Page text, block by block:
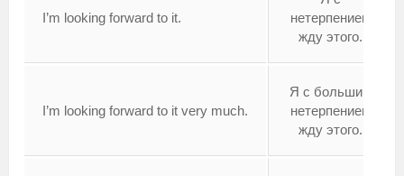
I’m looking forward to it.
нетерпением
жду этого.
I’m looking forward to it very much.
Я с большим
нетерпением
жду этого.